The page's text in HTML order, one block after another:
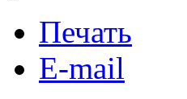
Печать
E-mail